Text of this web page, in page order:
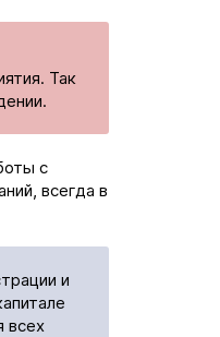
Так
с
всегда в
и
всех